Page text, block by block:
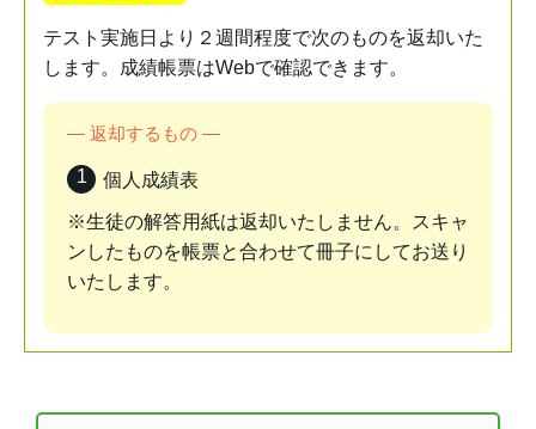
テスト実施日より２週間程度で次のものを返却いた
します。成績帳票はWebで確認できます。
― 返却するもの ―
個人成績表
※生徒の解答用紙は返却いたしません。スキャ
ンしたものを帳票と合わせて冊子にしてお送り
いたします。